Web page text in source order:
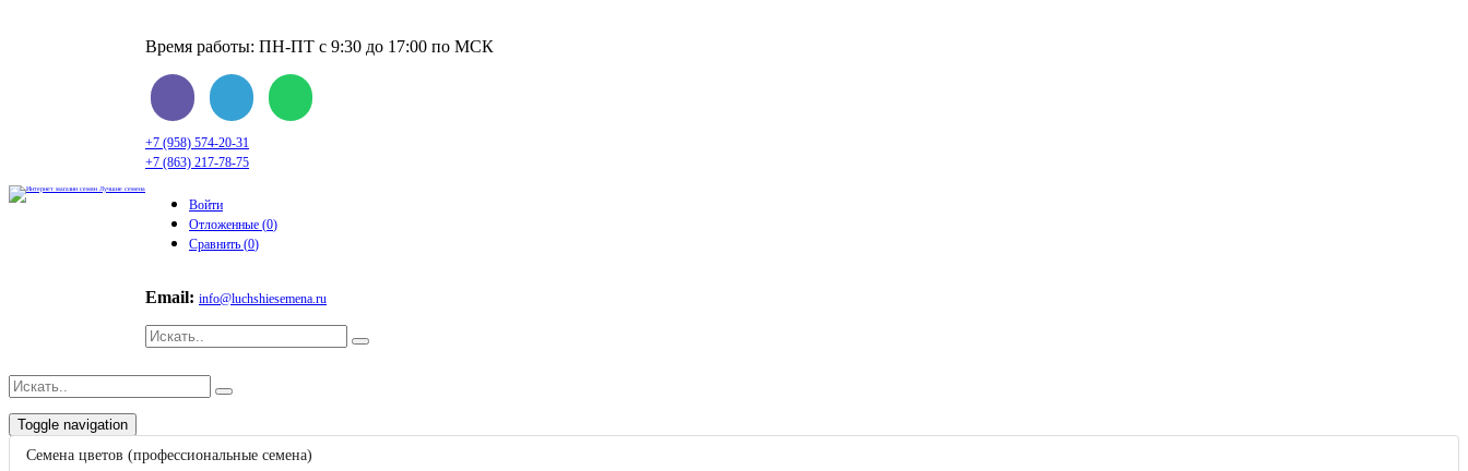
Время работы: ПН-ПТ с 9:30 до 17:00 по МСК
+7 (958) 574-20-31
+7 (863) 217-78-75
Войти
Отложенные (0)
Сравнить (0)
Email: info@luchshiesemena.ru
Toggle navigation
Семена цветов (профессиональные семена)